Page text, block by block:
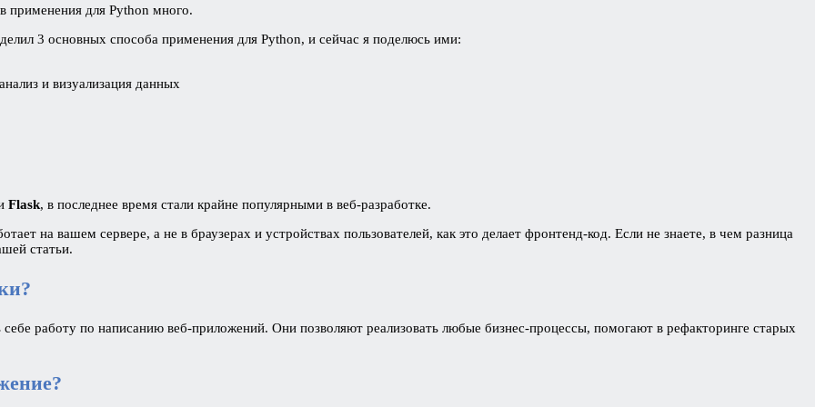
применения для Python много.
3 основных способа применения для Python, и сейчас я поделюсь ими:
и визуализация данных
Flask, в последнее время стали крайне популярными в веб-разработке.
на вашем сервере, а не в браузерах и устройствах пользователей, как это делает фронтенд-код. Если не знаете, в чем разница
статьи.
работу по написанию веб-приложений. Они позволяют реа­ли­зовать любые биз­нес-про­цессы, помогают в рефакторинге старых